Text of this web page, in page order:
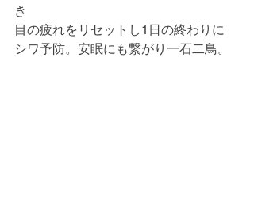
き
目の疲れをリセットし1日の終わりに
シワ予防。安眠にも繋がり一石二鳥。